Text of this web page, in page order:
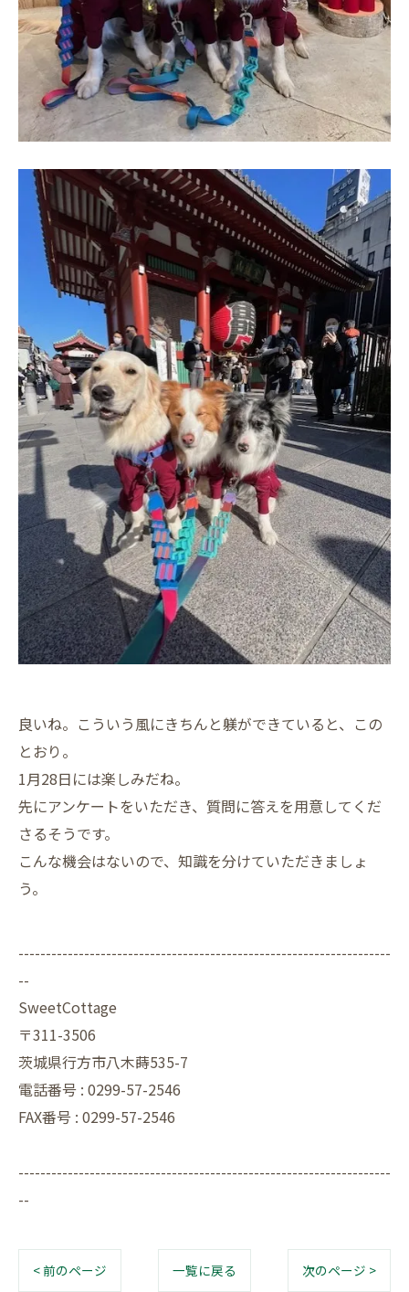
良いね。こういう風にきちんと躾ができていると、この
とおり。
1月28日には楽しみだね。
先にアンケートをいただき、質問に答えを用意してくだ
さるそうです。
こんな機会はないので、知識を分けていただきましょ
う。
--------------------------------------------------------------------
--
SweetCottage
〒311-3506
茨城県行方市八木蒔535-7
電話番号 : 0299-57-2546
FAX番号 : 0299-57-2546
--------------------------------------------------------------------
--
< 前のページ 一覧に戻る 次のページ >